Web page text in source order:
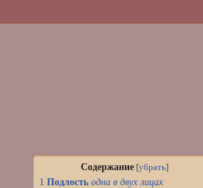
Содержание [убрать]
1 Подлость одна в двух лицах